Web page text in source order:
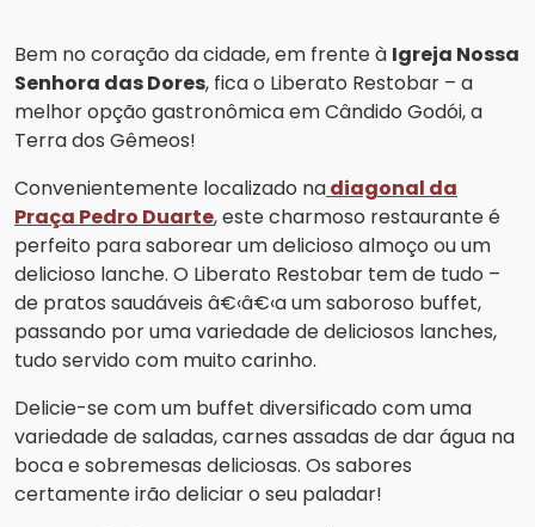
Bem no coração da cidade, em frente à Igreja Nossa
Senhora das Dores, fica o Liberato Restobar – a
melhor opção gastronômica em Cândido Godói, a
Terra dos Gêmeos!
Convenientemente localizado nadiagonal da
Praça Pedro Duarte, este charmoso restaurante é
perfeito para saborear um delicioso almoço ou um
delicioso lanche. O Liberato Restobar tem de tudo –
de pratos saudáveis â€‹â€‹a um saboroso buffet,
passando por uma variedade de deliciosos lanches,
tudo servido com muito carinho.
Delicie-se com um buffet diversificado com uma
variedade de saladas, carnes assadas de dar água na
boca e sobremesas deliciosas. Os sabores
certamente irão deliciar o seu paladar!